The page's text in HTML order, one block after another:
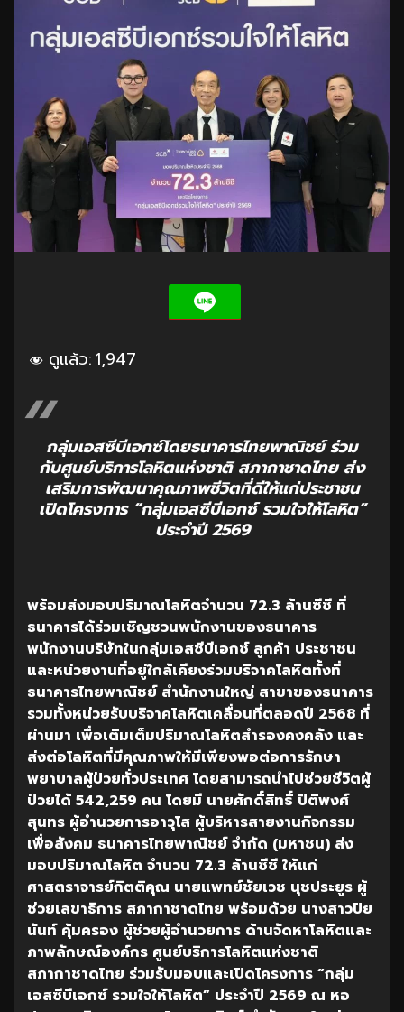
ดูแล้ว:1,947
กลุ่มเอสซีบีเอกซ์โดยธนาคารไทยพาณิชย์ ร่วม
กับศูนย์บริการโลหิตแห่งชาติ สภากาชาดไทย ส่ง
เสริมการพัฒนาคุณภาพชีวิตที่ดีให้แก่ประชาชน
เปิดโครงการ “กลุ่มเอสซีบีเอกซ์ รวมใจให้โลหิต”
ประจำปี 2569
พร้อมส่งมอบปริมาณโลหิตจำนวน 72.3 ล้านซีซี ที่
ธนาคารได้ร่วมเชิญชวนพนักงานของธนาคาร
พนักงานบริษัทในกลุ่มเอสซีบีเอกซ์ ลูกค้า ประชาชน
และหน่วยงานที่อยู่ใกล้เคียงร่วมบริจาคโลหิตทั้งที่
ธนาคารไทยพาณิชย์ สำนักงานใหญ่ สาขาของธนาคาร
รวมทั้งหน่วยรับบริจาคโลหิตเคลื่อนที่ตลอดปี 2568 ที่
ผ่านมา เพื่อเติมเต็มปริมาณโลหิตสำรองคงคลัง และ
ส่งต่อโลหิตที่มีคุณภาพให้มีเพียงพอต่อการรักษา
พยาบาลผู้ป่วยทั่วประเทศ โดยสามารถนำไปช่วยชีวิตผู้
ป่วยได้ 542,259 คน โดยมี นายศักดิ์สิทธิ์ ปิติพงศ์
สุนทร ผู้อำนวยการอาวุโส ผู้บริหารสายงานกิจกรรม
เพื่อสังคม ธนาคารไทยพาณิชย์ จำกัด (มหาชน) ส่ง
มอบปริมาณโลหิต จำนวน 72.3 ล้านซีซี ให้แก่
ศาสตราจารย์กิตติคุณ นายแพทย์ชัยเวช นุชประยูร ผู้
ช่วยเลขาธิการ สภากาชาดไทย พร้อมด้วย นางสาวปิย
นันท์ คุ้มครอง ผู้ช่วยผู้อำนวยการ ด้านจัดหาโลหิตและ
ภาพลักษณ์องค์กร ศูนย์บริการโลหิตแห่งชาติ
สภากาชาดไทย ร่วมรับมอบและเปิดโครงการ “กลุ่ม
เอสซีบีเอกซ์ รวมใจให้โลหิต” ประจำปี 2569 ณ หอ